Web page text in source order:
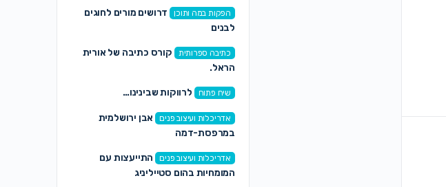
הפקות במה ותוכן
דרושים מורים לחוגים
לבנים
כתיבה ספרותית
קורס כתיבה של אורית
הראל.
שיח פתוח לרווקות שבינינו…
אדריכלות ועיצוב פנים
אבן ירושלמית
במרפסת-דמה
אדריכלות ועיצוב פנים
התייעצות עם
המומחיות בהום סטייליניג